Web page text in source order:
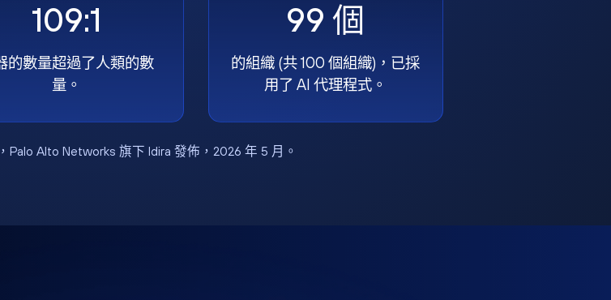
109:1
的數量超過了人類的數
量。
99 個
的組織 (共 100 個組織)，已採
用了 AI 代理程式。
Palo Alto Networks 旗下 Idira 發佈，2026 年 5 月。